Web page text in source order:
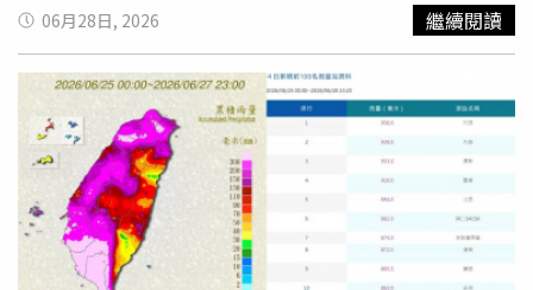
有組織犯罪。同時，克里姆林宮證實，俄羅斯總統普丁
（Vladimir Putin）與白俄羅斯總統Alexander Lukashenko
日前已在俄羅斯西北部瓦爾代（Valdai）官邸舉行會談，討
論雙邊經濟合作、共同計畫及區域安全，外界普遍認為，烏
克蘭戰爭仍是雙方會談核心議題。
盛的對流雲系主要位於台灣東方海面，為太平洋高壓邊緣的
東南風與鋒面交互作用所形成，對台灣陸地影響有限。至於
勢以山區較明顯，平地降雨機率明顯降低，民眾終於能稍微
喘口氣。展望明（29）日，太平洋高壓邊緣將持續影響台
灣，各地維持偏南風環境，午後仍有局部大雷雨發生機會，
其中中北部及東北部降雨機率相對較高，但整體天氣型態將
逐步回歸典型夏季。隨著降雨減少，氣溫也將快速回升。吳
聖宇表示，今天各地高溫約31至33度，明天將進一步升至
32至35度，部分地區甚至有機會出現36度以上高溫，炎熱
06月28日, 2026 繼續閱讀